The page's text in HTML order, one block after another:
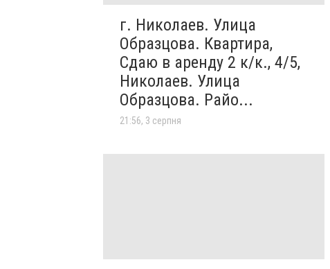
г. Николаев. Улица
Образцова. Квартира,
Сдаю в аренду 2 к/к., 4/5,
Николаев. Улица
Образцова. Райо...
21:56, 3 серпня